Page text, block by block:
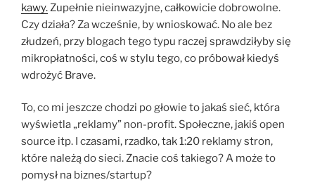
kawy.Zupełnie nieinwazyjne, całkowicie dobrowolne.
Czy działa? Za wcześnie, by wnioskować. No ale bez
złudzeń, przy blogach tego typu raczej sprawdziłyby się
mikropłatności, coś w stylu tego, co próbował kiedyś
wdrożyć Brave.
To, co mi jeszcze chodzi po głowie to jakaś sieć, która
wyświetla „reklamy” non-profit. Społeczne, jakiś open
source itp. I czasami, rzadko, tak 1:20 reklamy stron,
które należą do sieci. Znacie coś takiego? A może to
pomysł na biznes/startup?